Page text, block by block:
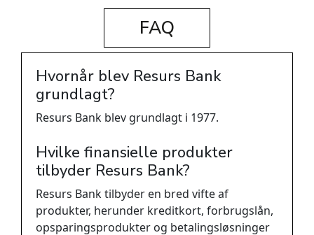
FAQ
Hvornår blev Resurs Bank
grundlagt?
Resurs Bank blev grundlagt i 1977.
Hvilke finansielle produkter
tilbyder Resurs Bank?
Resurs Bank tilbyder en bred vifte af
produkter, herunder kreditkort, forbrugslån,
opsparingsprodukter og betalingsløsninger